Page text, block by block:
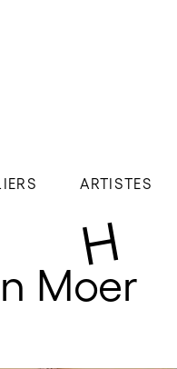
ARTISTES
Moer